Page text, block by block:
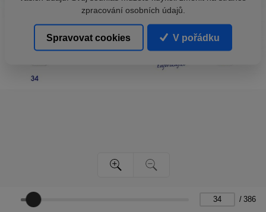
/ 386
zpracování osobních údajů.
Spravovat cookies V pořádku